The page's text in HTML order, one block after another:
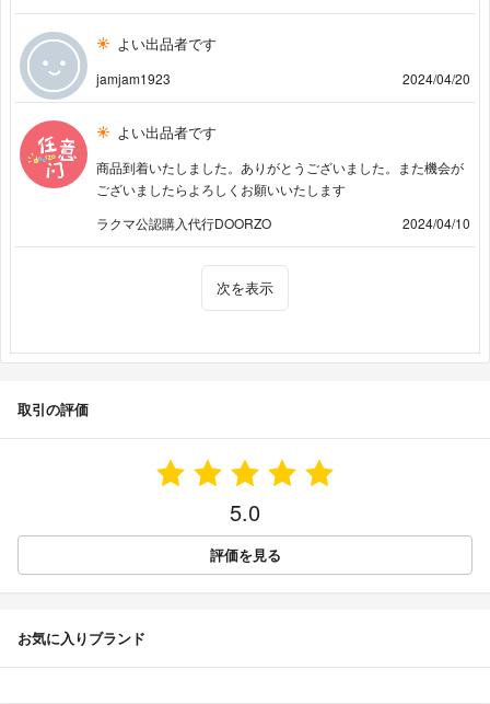
よい出品者です
jamjam1923 2024/04/20
よい出品者です
商品到着いたしました。ありがとうございました。また機会が
ございましたらよろしくお願いいたします
ラクマ公認購入代行DOORZO
2024/04/10
次を表示
取引の評価
5.0
評価を見る
お気に入りブランド